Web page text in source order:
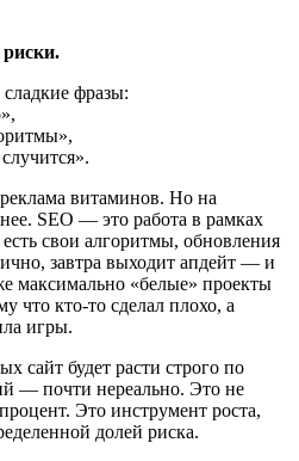
риски.
фразы:
витаминов. Но на
SEO — это работа в рамках
свои алгоритмы, обновления
завтра выходит апдейт — и
максимально «белые» проекты
что кто-то сделал плохо, а
игры.
сайт будет расти строго по
— почти нереально. Это не
Это инструмент роста,
долей риска.